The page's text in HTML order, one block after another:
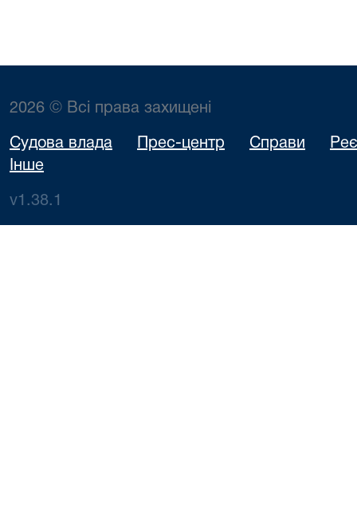
2026 © Всі права захищені
Судова влада Прес-центр Справи
Інше
v1.38.1